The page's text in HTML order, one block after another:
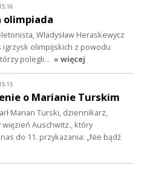
olimpiada
Władysław Heraskewycz
igrzysk olimpijskich z powodu
polegli… » więcej
o Marianie Turskim
Marian Turski, dziennikarz,
więzień Auschwitz., który
do 11. przykazania: „Nie bądź